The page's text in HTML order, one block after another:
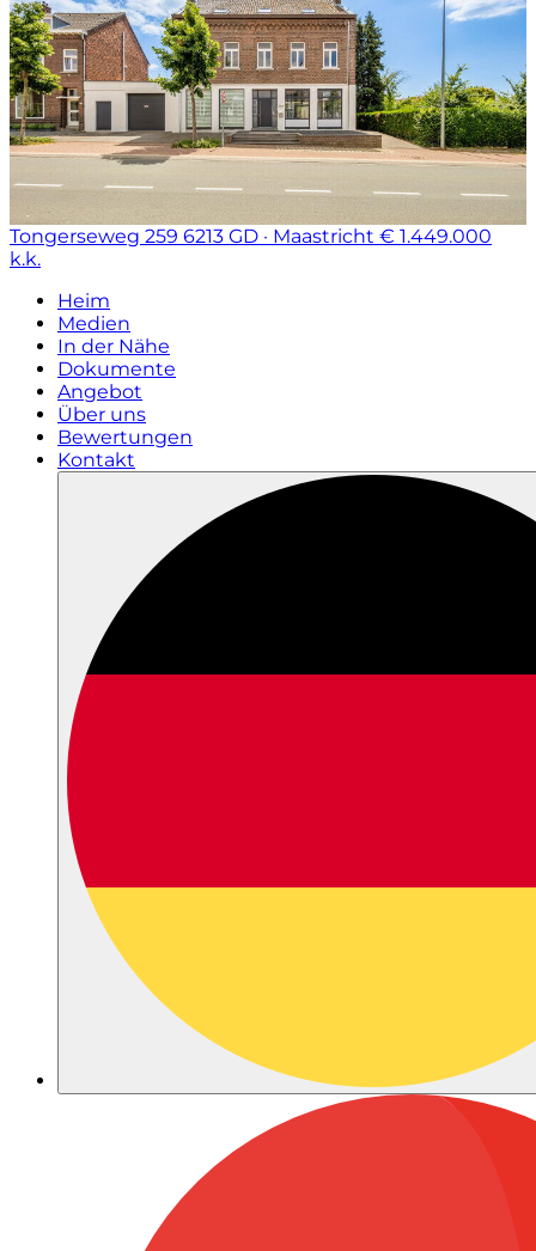
Tongerseweg 259 6213 GD · Maastricht € 1.449.000
k.k.
Heim
Medien
In der Nähe
Dokumente
Angebot
Über uns
Bewertungen
Kontakt